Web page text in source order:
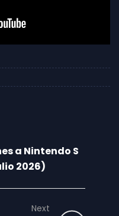
a Nintendo S
2026)
Next